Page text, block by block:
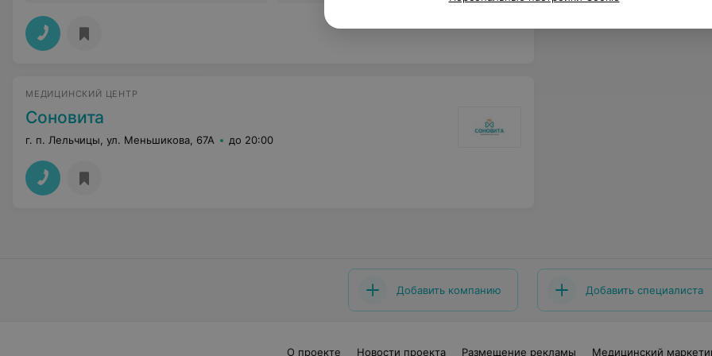
МЕДИЦИНСКИЙ ЦЕНТР
Соновита
г. п. Лельчицы, ул. Меньшикова, 67А до 20:00
Добавить компанию Добавить специалиста
О проекте Новости проекта Размещение рекламы Медицинский